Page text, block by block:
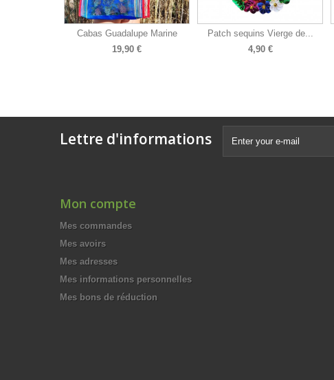
Cabas Guadalupe Marine
19,90 €
Patch sequins Vierge de...
4,90 €
Lettre d'informations
Mon compte
Mes commandes
Mes avoirs
Mes adresses
Mes informations personnelles
Mes bons de réduction